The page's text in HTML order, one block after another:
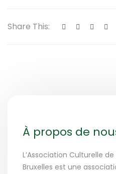
Share This:
À propos de
L’Association Culturelle
Bruxelles est une